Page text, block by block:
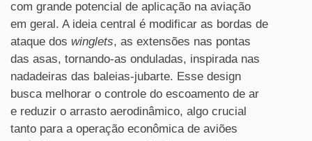
com grande potencial de aplicação na aviação
em geral. A ideia central é modificar as bordas de
ataque dos winglets, as extensões nas pontas
das asas, tornando-as onduladas, inspirada nas
nadadeiras das baleias-jubarte. Esse design
busca melhorar o controle do escoamento de ar
e reduzir o arrasto aerodinâmico, algo crucial
tanto para a operação econômica de aviões